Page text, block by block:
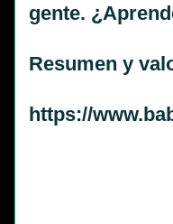
gente.
Resumen y
https://